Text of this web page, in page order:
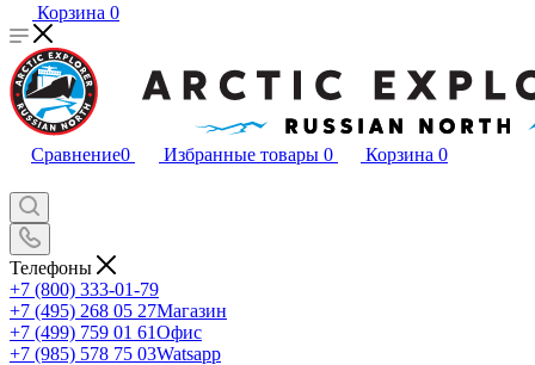
Корзина 0
Сравнение0 Избранные товары 0 Корзина 0
Телефоны
+7 (800) 333-01-79
+7 (495) 268 05 27Магазин
+7 (499) 759 01 61Офис
+7 (985) 578 75 03Watsapp